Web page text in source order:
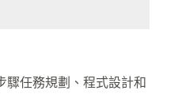
驟任務規劃、程式設計和